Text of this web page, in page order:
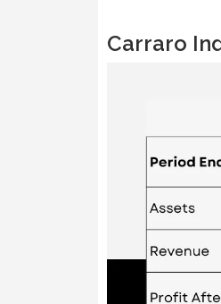
Carraro